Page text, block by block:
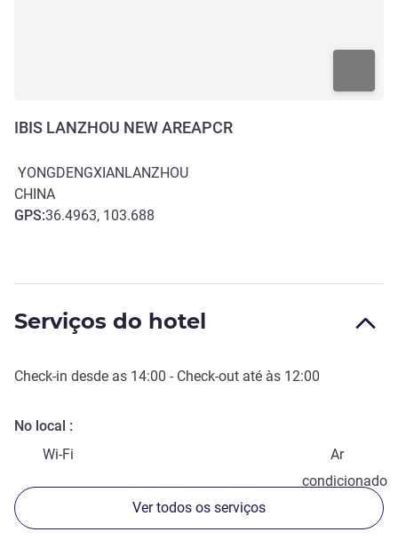
IBIS LANZHOU NEW AREAPCR
YONGDENGXIANLANZHOU
CHINA
GPS:36.4963, 103.688
Serviços do hotel
Check-in desde as 14:00 - Check-out até às 12:00
No local
Wi-Fi
Ar
condicionado
Ver todos os serviços